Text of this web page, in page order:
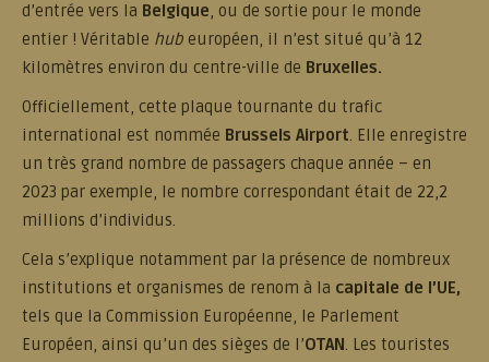
d’entrée vers la Belgique, ou de sortie pour le monde
entier ! Véritable hub européen, il n’est situé qu’à 12
kilomètres environ du centre-ville de Bruxelles.
Officiellement, cette plaque tournante du trafic
international est nommée Brussels Airport. Elle enregistre
un très grand nombre de passagers chaque année – en
2023 par exemple, le nombre correspondant était de 22,2
millions d’individus.
Cela s’explique notamment par la présence de nombreux
institutions et organismes de renom à la capitale de l’UE,
tels que la Commission Européenne, le Parlement
Européen, ainsi qu’un des sièges de l’OTAN. Les touristes